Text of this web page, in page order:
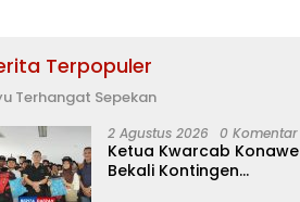
Terpopuler
Terhangat Sepekan
2 Agustus 2026 0 Komentar
Ketua Kwarcab Konawe
Bekali Kontingen